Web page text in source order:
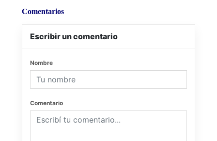
Comentarios
Escribir un comentario
Nombre
Comentario